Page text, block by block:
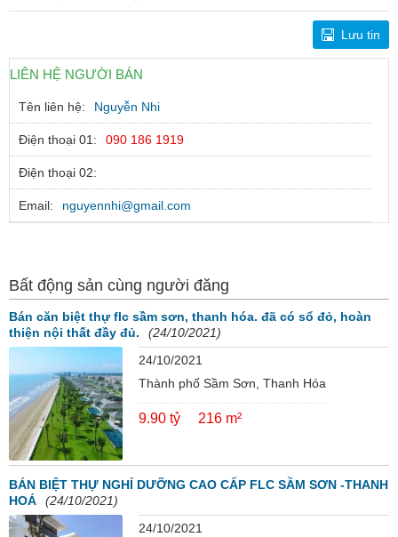
Lưu tin
LIÊN HỆ NGƯỜI BÁN
Tên liên hệ: Nguyễn Nhi
Điện thoại 01: 090 186 1919
Điện thoại 02:
Email: nguyennhi@gmail.com
Bất động sản cùng người đăng
Bán căn biệt thự flc sầm sơn, thanh hóa. đã có sổ đỏ, hoàn
thiện nội thất đầy đủ.
(24/10/2021)
24/10/2021
Thành phố Sầm Sơn, Thanh Hóa
9.90 tỷ 216 m²
BÁN BIỆT THỰ NGHỈ DƯỠNG CAO CẤP FLC SẦM SƠN -THANH
HOÁ
(24/10/2021)
24/10/2021